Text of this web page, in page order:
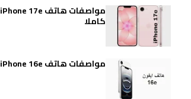
مواصفات هاتف iPhone 17e
كاملا
مواصفات هاتف iPhone 16e